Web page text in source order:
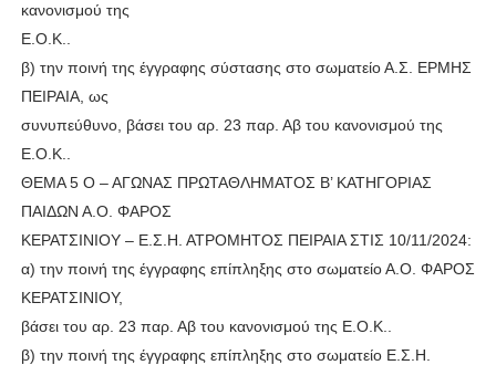
κανονισμού της
Ε.Ο.Κ..
β) την ποινή της έγγραφης σύστασης στο σωματείο Α.Σ. ΕΡΜΗΣ
ΠΕΙΡΑΙΑ, ως
συνυπεύθυνο, βάσει του αρ. 23 παρ. Αβ του κανονισμού της
Ε.Ο.Κ..
ΘΕΜΑ 5 Ο – ΑΓΩΝΑΣ ΠΡΩΤΑΘΛΗΜΑΤΟΣ Β’ ΚΑΤΗΓΟΡΙΑΣ
ΠΑΙΔΩΝ Α.Ο. ΦΑΡΟΣ
ΚΕΡΑΤΣΙΝΙΟΥ – Ε.Σ.Η. ΑΤΡΟΜΗΤΟΣ ΠΕΙΡΑΙΑ ΣΤΙΣ 10/11/2024:
α) την ποινή της έγγραφης επίπληξης στο σωματείο Α.Ο. ΦΑΡΟΣ
ΚΕΡΑΤΣΙΝΙΟΥ,
βάσει του αρ. 23 παρ. Αβ του κανονισμού της Ε.Ο.Κ..
β) την ποινή της έγγραφης επίπληξης στο σωματείο Ε.Σ.Η.